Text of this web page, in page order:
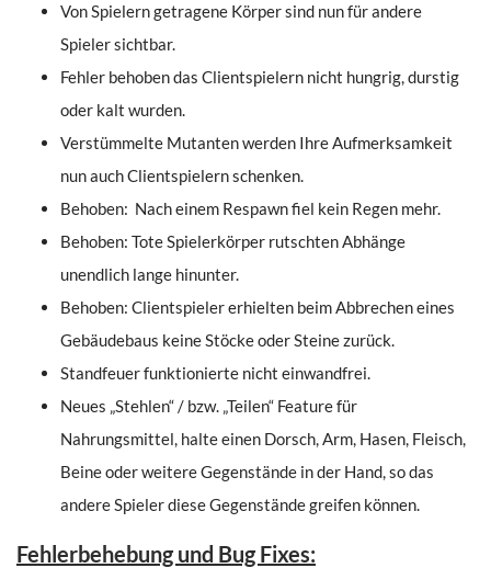
Von Spielern getragene Körper sind nun für andere
Spieler sichtbar.
Fehler behoben das Clientspielern nicht hungrig, durstig
oder kalt wurden.
Verstümmelte Mutanten werden Ihre Aufmerksamkeit
nun auch Clientspielern schenken.
Behoben: Nach einem Respawn fiel kein Regen mehr.
Behoben: Tote Spielerkörper rutschten Abhänge
unendlich lange hinunter.
Behoben: Clientspieler erhielten beim Abbrechen eines
Gebäudebaus keine Stöcke oder Steine zurück.
Standfeuer funktionierte nicht einwandfrei.
Neues „Stehlen“ / bzw. „Teilen“ Feature für
Nahrungsmittel, halte einen Dorsch, Arm, Hasen, Fleisch,
Beine oder weitere Gegenstände in der Hand, so das
andere Spieler diese Gegenstände greifen können.
Fehlerbehebung und Bug Fixes: